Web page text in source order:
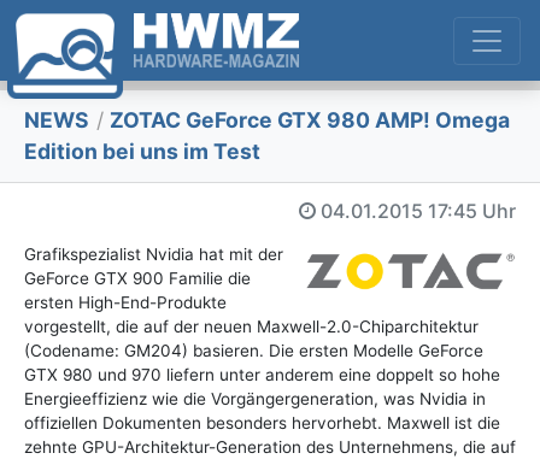
NEWS / ZOTAC GeForce GTX 980 AMP! Omega
Edition bei uns im Test
04.01.2015 17:45 Uhr
Grafikspezialist Nvidia hat mit der
GeForce GTX 900 Familie die
ersten High-End-Produkte
vorgestellt, die auf der neuen Maxwell-2.0-Chiparchitektur
(Codename: GM204) basieren. Die ersten Modelle GeForce
GTX 980 und 970 liefern unter anderem eine doppelt so hohe
Energieeffizienz wie die Vorgängergeneration, was Nvidia in
offiziellen Dokumenten besonders hervorhebt. Maxwell ist die
zehnte GPU-Architektur-Generation des Unternehmens, die auf